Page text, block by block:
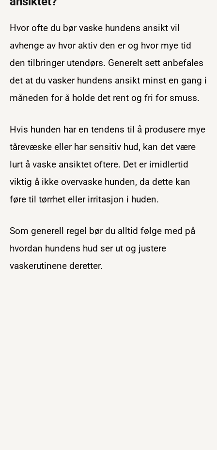
Hvor ofte du bør vaske hundens ansikt vil
avhenge av hvor aktiv den er og hvor mye tid
den tilbringer utendørs. Generelt sett anbefales
det at du vasker hundens ansikt minst en gang i
måneden for å holde det rent og fri for smuss.
Hvis hunden har en tendens til å produsere mye
tårevæske eller har sensitiv hud, kan det være
lurt å vaske ansiktet oftere. Det er imidlertid
viktig å ikke overvaske hunden, da dette kan
føre til tørrhet eller irritasjon i huden.
Som generell regel bør du alltid følge med på
hvordan hundens hud ser ut og justere
vaskerutinene deretter.